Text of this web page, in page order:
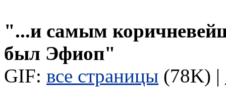
"...и самым
был Эфиоп"
GIF: все страницы (78K) |